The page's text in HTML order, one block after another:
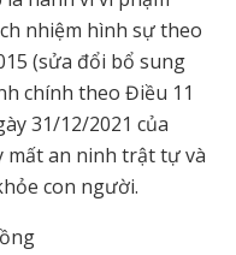
nhiệm hình sự theo
(sửa đổi bổ sung
chính theo Điều 11
31/12/2021 của
mất an ninh trật tự và
con người.